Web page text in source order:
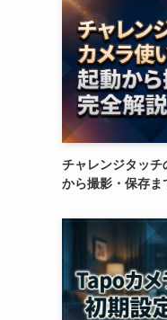
チャレンジタッチ
から撮影・保存ま